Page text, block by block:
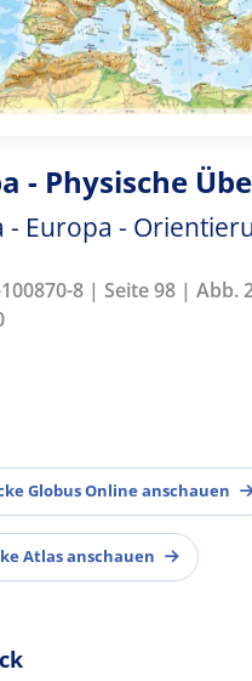
- Physische
- Europa -
8 | Seite 98 | Abb.
Globus Online anschauen
Atlas anschauen